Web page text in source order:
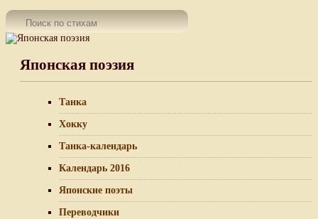
Японская поэзия
Танка
Хокку
Танка-календарь
Календарь 2016
Японские поэты
Переводчики